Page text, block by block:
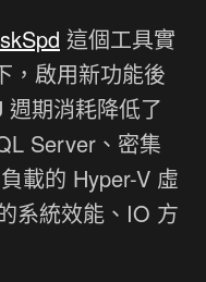
這個工具實
，啟用新功能後
期消耗降低了
Server、密集
載的 Hyper-V 虛
系統效能、IO 方